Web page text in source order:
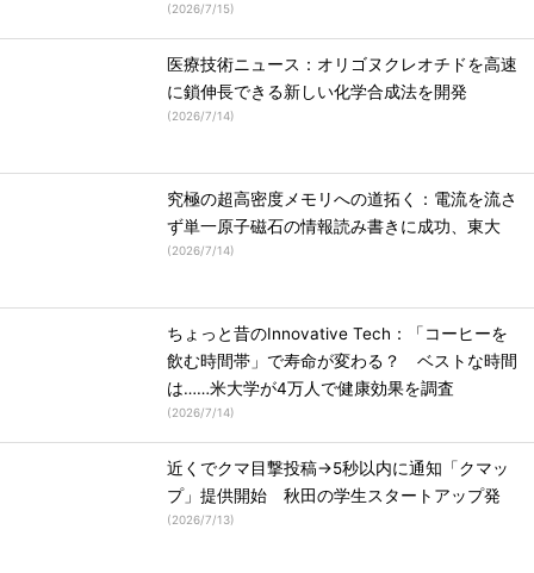
(2026/7/15)
医療技術ニュース：オリゴヌクレオチドを高速
に鎖伸長できる新しい化学合成法を開発
(2026/7/14)
究極の超高密度メモリへの道拓く：電流を流さ
ず単一原子磁石の情報読み書きに成功、東大
(2026/7/14)
ちょっと昔のInnovative Tech：「コーヒーを
飲む時間帯」で寿命が変わる？ ベストな時間
は……米大学が4万人で健康効果を調査
(2026/7/14)
近くでクマ目撃投稿→5秒以内に通知「クマッ
プ」提供開始 秋田の学生スタートアップ発
(2026/7/13)